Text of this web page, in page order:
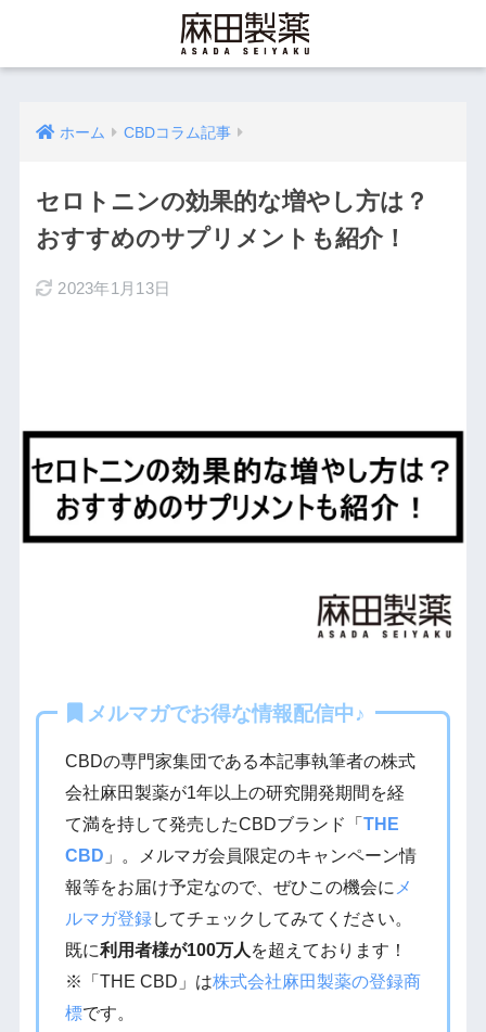
ホーム CBDコラム記事
セロトニンの効果的な増やし方は？
おすすめのサプリメントも紹介！
2023年1月13日
メルマガでお得な情報配信中♪
CBDの専門家集団である本記事執筆者の株式
会社麻田製薬が1年以上の研究開発期間を経
て満を持して発売したCBDブランド「 THE
CBD 」。メルマガ会員限定のキャンペーン情
報等をお届け予定なので、ぜひこの機会に メ
ルマガ登録してチェックしてみてください。
既に利用者様が100万人 を超えております！
※「THE CBD」は株式会社麻田製薬の登録商
標です。